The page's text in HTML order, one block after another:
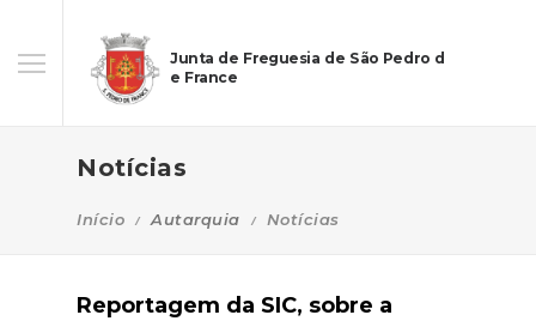
Junta de Freguesia de São Pedro d
e France
Notícias
Início Autarquia Notícias
Reportagem da SIC, sobre a